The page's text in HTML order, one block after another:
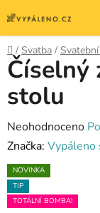
na
obsah
Domů
/ Svatba /
Číselný
stolu
Průměrné
hodnocení
produktu
je
0,0
Neohodnoceno
Značka: Vypáleno
NOVINKA
TIP
TOTÁLNÍ BOMBA!